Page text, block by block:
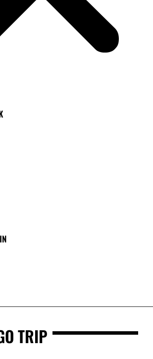
TRIP